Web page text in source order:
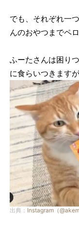
でも、それぞれ一
んのおやつまでペロ
ふーたさんは困り
に食らいつきます
出典： Instagram（